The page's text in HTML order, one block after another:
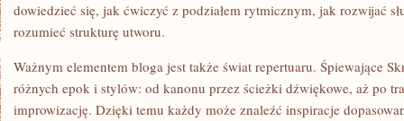
dowiedzieć się, jak ćwiczyć z podziałem rytmicznym, jak rozwijać
rozumieć strukturę utworu.
Ważnym elementem bloga jest także świat repertuaru. Śpiewające
różnych epok i stylów: od kanonu przez ścieżki dźwiękowe, aż po
improwizację. Dzięki temu każdy może znaleźć inspiracje